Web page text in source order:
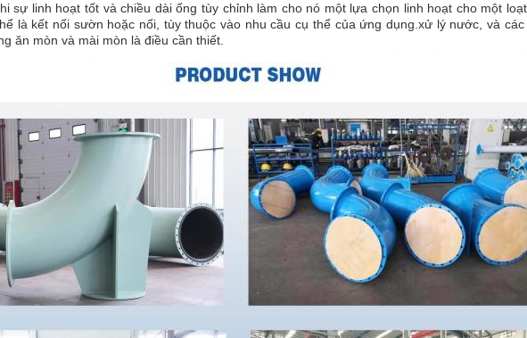
sự linh hoạt tốt và chiều dài ống tùy chỉnh làm cho nó một lựa chọn linh hoạt cho một
là kết nối sườn hoặc nối, tùy thuộc vào nhu cầu cụ thể của ứng dụng.xử lý nước, và
ăn mòn và mài mòn là điều cần thiết.